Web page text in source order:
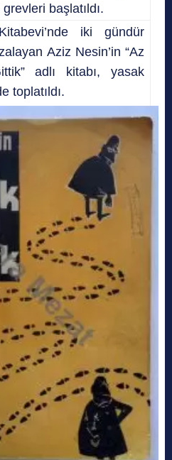
grevleri başlatıldı.
iki gündür
Aziz Nesin’in “Az
adlı kitabı, yasak
toplatıldı.